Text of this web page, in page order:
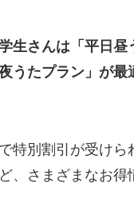
生さんは「平日
うたプラン」が
特別割引が受け
、さまざまなお得